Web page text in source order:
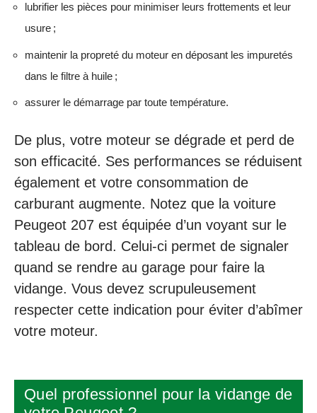
lubrifier les pièces pour minimiser leurs frottements et leur
usure ;
maintenir la propreté du moteur en déposant les impuretés
dans le filtre à huile ;
assurer le démarrage par toute température.
De plus, votre moteur se dégrade et perd de
son efficacité. Ses performances se réduisent
également et votre consommation de
carburant augmente. Notez que la voiture
Peugeot 207 est équipée d’un voyant sur le
tableau de bord. Celui-ci permet de signaler
quand se rendre au garage pour faire la
vidange. Vous devez scrupuleusement
respecter cette indication pour éviter d’abîmer
votre moteur.
Quel professionnel pour la vidange de